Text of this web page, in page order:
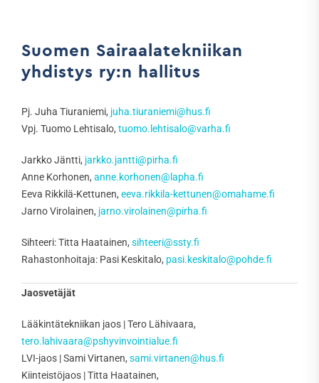
Suomen Sairaalatekniikan
yhdistys ry:n hallitus
Pj. Juha Tiuraniemi, juha.tiuraniemi@hus.fi
Vpj. Tuomo Lehtisalo, tuomo.lehtisalo@varha.fi
Jarkko Jäntti, jarkko.jantti@pirha.fi
Anne Korhonen, anne.korhonen@lapha.fi
Eeva Rikkilä-Kettunen, eeva.rikkila-kettunen@omahame.fi
Jarno Virolainen, jarno.virolainen@pirha.fi
Sihteeri: Titta Haatainen, sihteeri@ssty.fi
Rahastonhoitaja: Pasi Keskitalo, pasi.keskitalo@pohde.fi
Jaosvetäjät
Lääkintätekniikan jaos | Tero Lähivaara,
tero.lahivaara@pshyvinvointialue.fi
LVI-jaos | Sami Virtanen, sami.virtanen@hus.fi
Kiinteistöjaos | Titta Haatainen,